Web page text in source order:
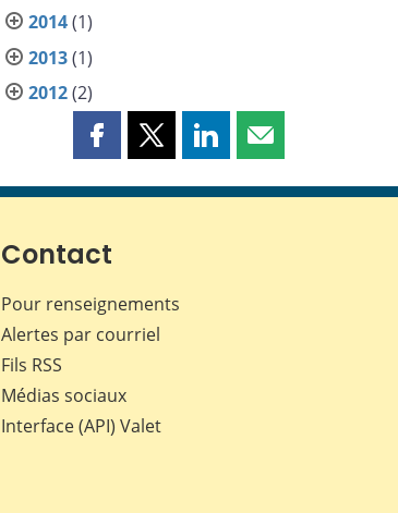
2014(1)
2013(1)
2012(2)
Partager
page
Facebook
Partager
page
Partager
page
Partager
page
Contact
Pour renseignements
Alertes par courriel
Fils RSS
Médias sociaux
Interface (API) Valet